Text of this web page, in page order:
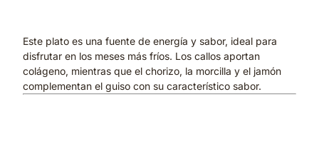
Este plato es una fuente de energía y sabor, ideal para
disfrutar en los meses más fríos. Los callos aportan
colágeno, mientras que el chorizo, la morcilla y el jamón
complementan el guiso con su característico sabor.